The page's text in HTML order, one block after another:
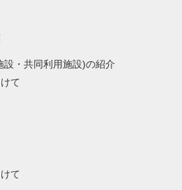
・共同利用施設)の紹介
て
て